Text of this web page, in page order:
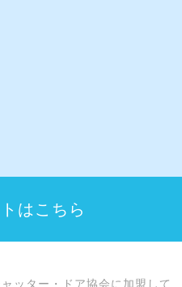
はこちら
ッター・ドア協会に加盟して